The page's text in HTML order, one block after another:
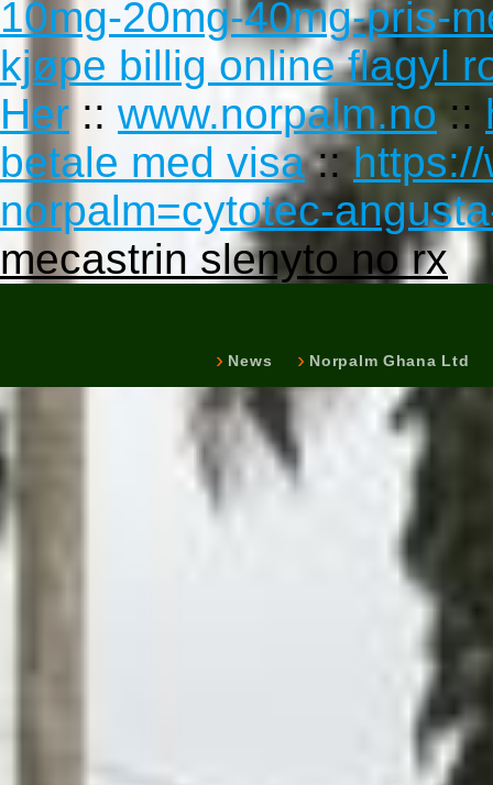
10mg-20mg-40mg-pris-
kjøpe billig online flagyl
Her :: www.norpalm.no::
betale med visa::
norpalm=cytotec-
mecastrin slenyto no rx
News Norpalm Ghana Ltd